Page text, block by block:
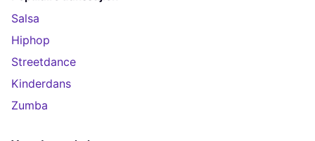
Salsa
Hiphop
Streetdance
Kinderdans
Zumba